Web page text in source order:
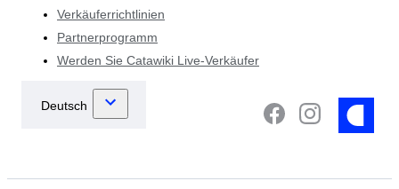
Verkäuferrichtlinien
Partnerprogramm
Werden Sie Catawiki Live-Verkäufer